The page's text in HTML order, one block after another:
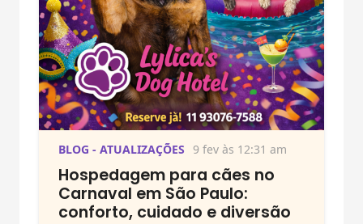
BLOG - ATUALIZAÇÕES 9 fev às 12:31 am
Hospedagem para cães no
Carnaval em São Paulo:
conforto, cuidado e diversão